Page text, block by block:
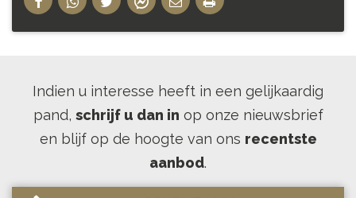
Indien u interesse heeft in een gelijkaardig
pand, schrijf u dan in op onze nieuwsbrief
en blijf op de hoogte van ons recentste
aanbod.